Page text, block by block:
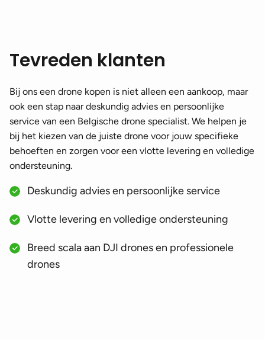
Tevreden klanten
Bij ons een drone kopen is niet alleen een aankoop, maar
ook een stap naar deskundig advies en persoonlijke
service van een Belgische drone specialist. We helpen je
bij het kiezen van de juiste drone voor jouw specifieke
behoeften en zorgen voor een vlotte levering en volledige
ondersteuning.
Deskundig advies en persoonlijke service
Vlotte levering en volledige ondersteuning
Breed scala aan DJI drones en professionele
drones